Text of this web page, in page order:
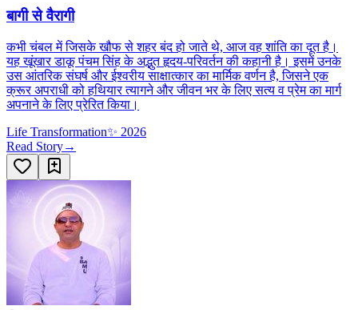
बागी से वैरागी
कभी चंबल में जिसके खौफ से शहर बंद हो जाते थे, आज वह शांति का दूत है।
यह खूंखार डाकू पंचम सिंह के अद्भुत हृदय-परिवर्तन की कहानी है। इसमें उनके
उस आंतरिक संघर्ष और ईश्वरीय साक्षात्कार का मार्मिक वर्णन है, जिसने एक
क्रूर अपराधी को हथियार त्यागने और जीवन भर के लिए सत्य व प्रेम का मार्ग
अपनाने के लिए प्रेरित किया।
Life Transformation✨ 2026
Read Story→